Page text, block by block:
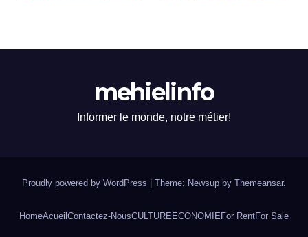
mehielinfo
Informer le monde, notre métier!
Proudly powered by WordPress Theme: Newsup by Themeansar.
HomeAcueil Contactez-NousCULTURE ECONOMIE For RentFor Sale